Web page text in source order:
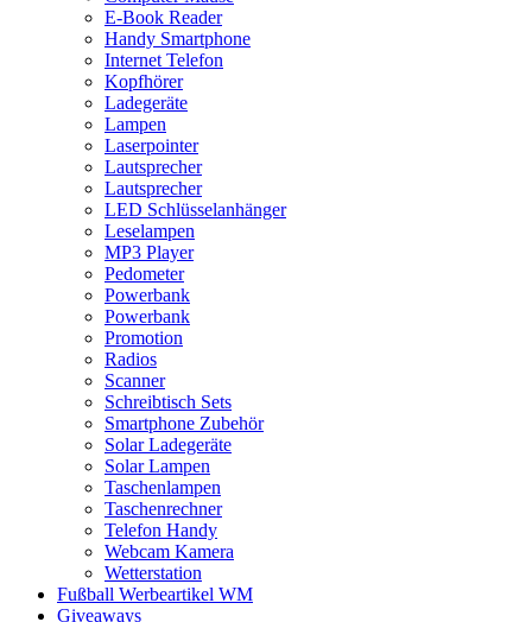
E-Book Reader
Handy Smartphone
Internet Telefon
Kopfhörer
Ladegeräte
Lampen
Laserpointer
Lautsprecher
Lautsprecher
LED Schlüsselanhänger
Leselampen
MP3 Player
Pedometer
Powerbank
Powerbank
Promotion
Radios
Scanner
Schreibtisch Sets
Smartphone Zubehör
Solar Ladegeräte
Solar Lampen
Taschenlampen
Taschenrechner
Telefon Handy
Webcam Kamera
Wetterstation
Fußball Werbeartikel WM
Giveaways